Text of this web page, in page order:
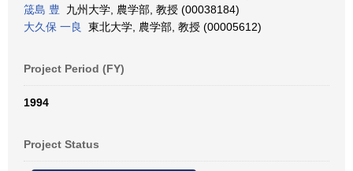
筬島 豊 九州大学, 農学部, 教授 (00038184)
大久保 一良
東北大学, 農学部, 教授 (00005612)
Project Period (FY)
1994
Project Status